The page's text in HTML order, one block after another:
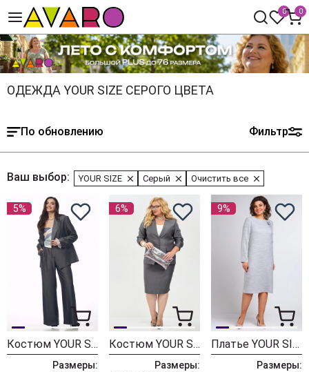
0 0
ОДЕЖДА YOUR SIZE СЕРОГО ЦВЕТА
По обновлению Фильтр
Ваш выбор: YOUR SIZE Серый Очистить все
5%
Костюм YOUR SIZE 2276 графитовый
Размеры:
6%
Костюм YOUR SIZE 2261
Размеры:
9%
Платье YOUR SIZE 2251
Размеры: